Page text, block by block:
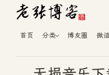
首页 分类 博友圈 微